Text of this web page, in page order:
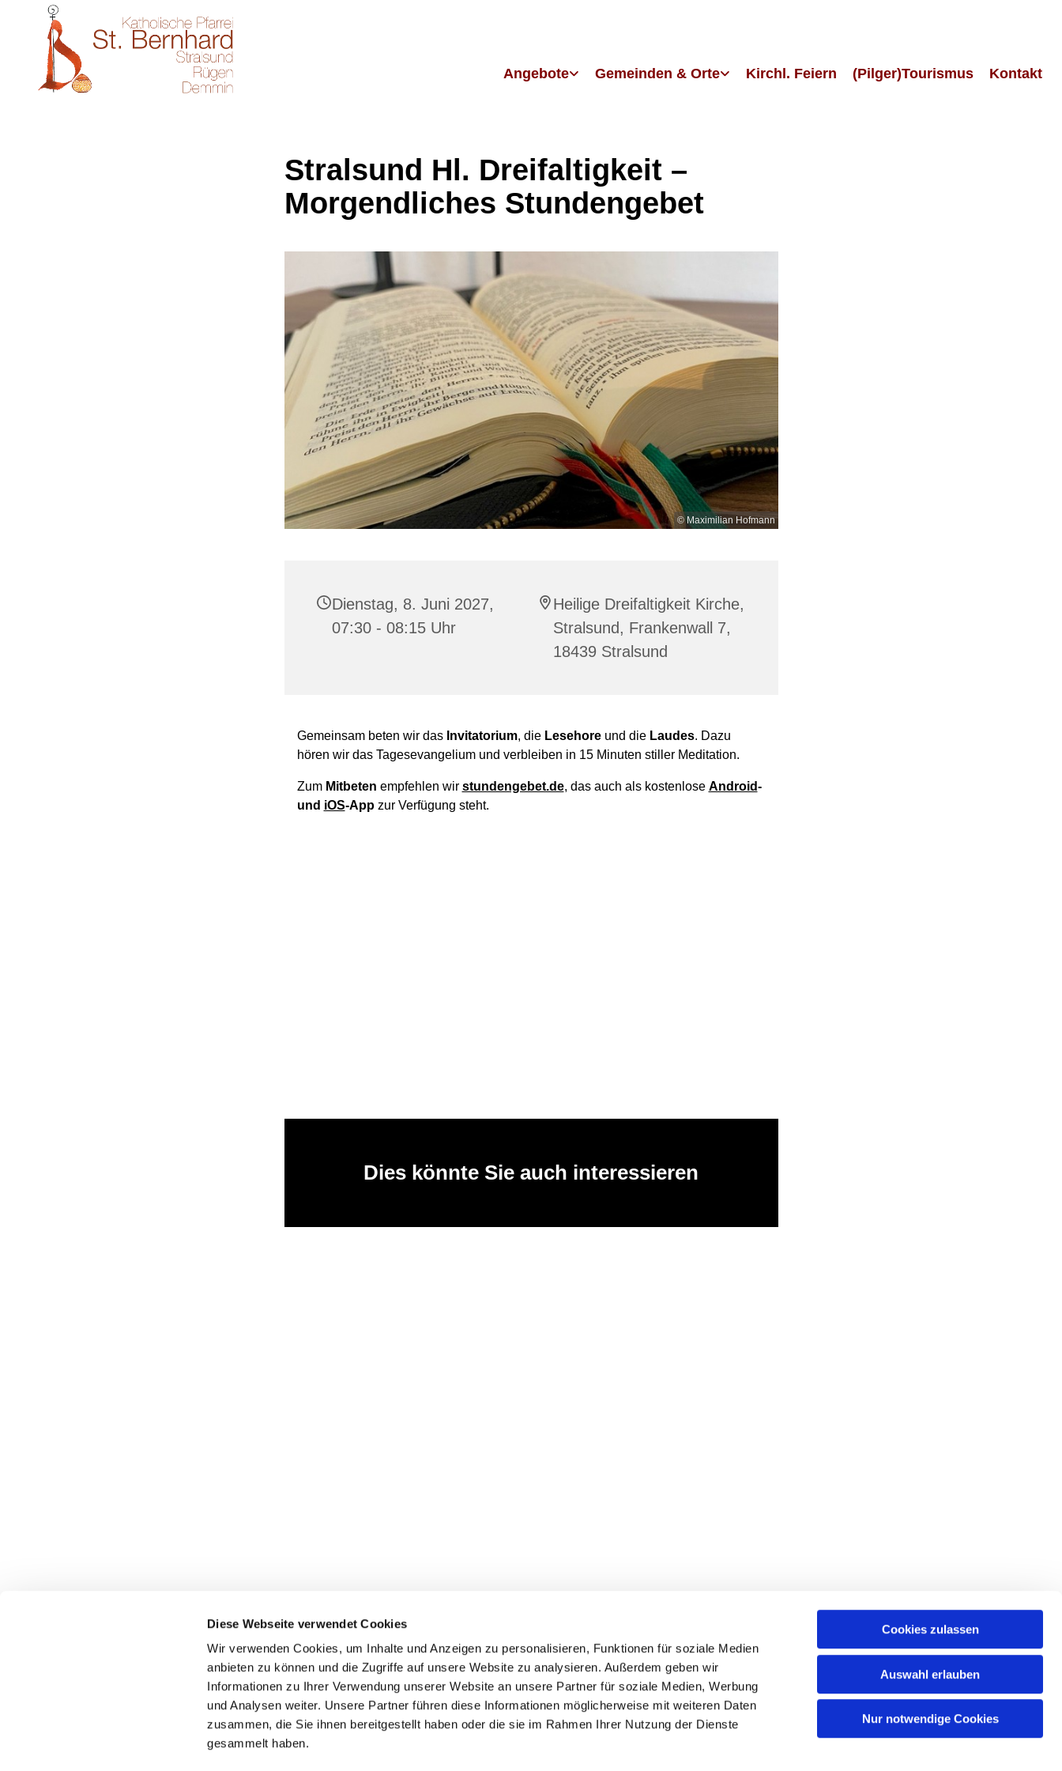
Diese Webseite verwendet Cookies
Wir verwenden Cookies, um Inhalte und Anzeigen zu personalisieren, Funktionen für soziale Medien
anbieten zu können und die Zugriffe auf unsere Website zu analysieren. Außerdem geben wir
Informationen zu Ihrer Verwendung unserer Website an unsere Partner für soziale Medien, Werbung
und Analysen weiter. Unsere Partner führen diese Informationen möglicherweise mit weiteren Daten
zusammen, die Sie ihnen bereitgestellt haben oder die sie im Rahmen Ihrer Nutzung der Dienste
gesammelt haben.
Cookies zulassen
Auswahl erlauben
Nur notwendige Cookies
Angebote Gemeinden & Orte Kirchl. Feiern (Pilger)Tourismus Kontakt
Stralsund Hl. Dreifaltigkeit –
Morgendliches Stundengebet
© Maximilian Hofmann
Dienstag, 8. Juni 2027,
07:30 - 08:15 Uhr
Heilige Dreifaltigkeit Kirche,
Stralsund, Frankenwall 7,
18439 Stralsund
Gemeinsam beten wir das Invitatorium, die Lesehoreund die Laudes. Dazu
hören wir das Tagesevangelium und verbleiben in 15 Minuten stiller Meditation.
Zum Mitbeten empfehlen wir stundengebet.de, das auch als kostenlose Android-
und iOS-Appzur Verfügung steht.
Dies könnte Sie auch interessieren
Katholische Kirchengemeinde Pfarrei St. Bernhard Stralsund/Rügen/Demmin • Frankenstr. 39 • 18439 Stralsund
Hinweisgebersystem